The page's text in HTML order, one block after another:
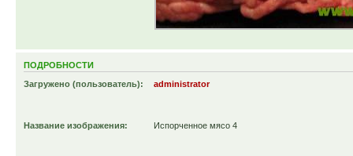
ПОДРОБНОСТИ
Загружено (пользователь): administrator
Название изображения: Испорченное мясо 4